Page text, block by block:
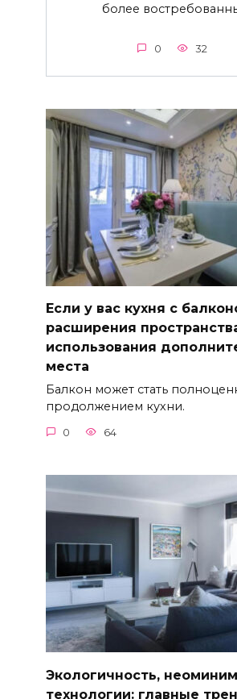
более
0 32
Если у вас кухня с
расширения
использования
места
Балкон может стать
продолжением кухни.
0 64
Экологичность,
технологии: главные